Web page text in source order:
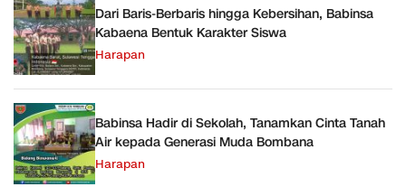
Dari Baris-Berbaris hingga Kebersihan, Babinsa
Kabaena Bentuk Karakter Siswa
Harapan
Babinsa Hadir di Sekolah, Tanamkan Cinta Tanah
Air kepada Generasi Muda Bombana
Harapan